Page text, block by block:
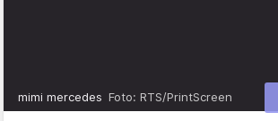
mimi mercedes Foto: RTS/PrintScreen